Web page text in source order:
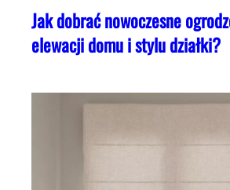
Jak dobrać nowoczesne
elewacji domu i stylu działki?